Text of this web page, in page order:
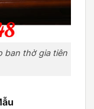
ban thờ gia tiên